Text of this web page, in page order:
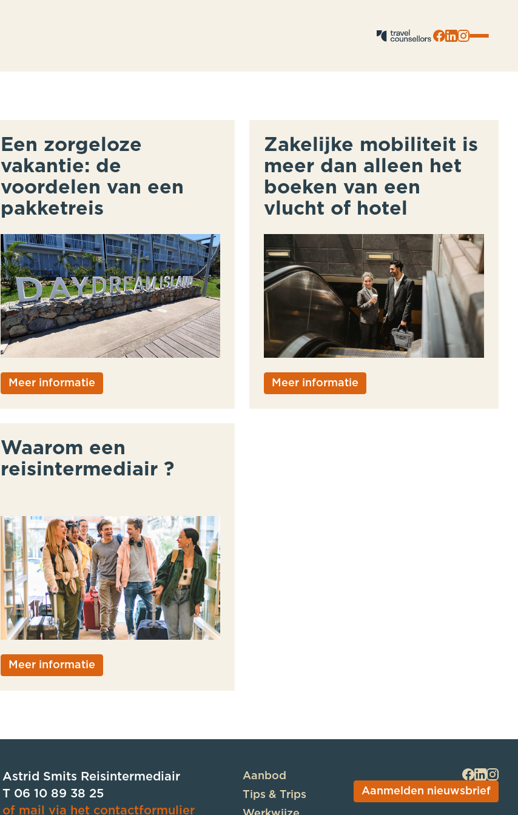
Tips & Trips
Werkwijze
Astrid
Contact
Blog
Tips & Trips
Werkwijze
Astrid
Contact
Blog
Een zorgeloze
vakantie: de
voordelen van een
pakketreis
Meer informatie
Zakelijke mobiliteit is
meer dan alleen het
boeken van een
vlucht of hotel
Meer informatie
Waarom een
reisintermediair ?
Meer informatie
Astrid Smits Reisintermediair
T 06 10 89 38 25
of mail via het contactformulier
Aanbod
Tips & Trips
Aanmelden nieuwsbrief